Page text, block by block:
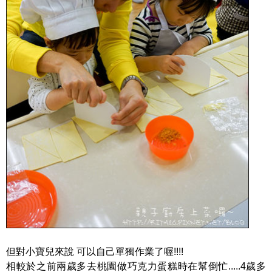
但對小寶兒來說 可以自己單獨作業了喔!!!!
相較於之前兩歲多去桃園做巧克力蛋糕時在幫倒忙.....4歲多